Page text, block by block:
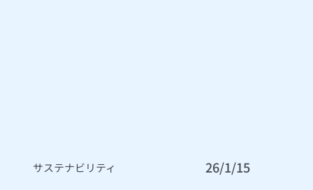
サステナビリティ 26/1/15